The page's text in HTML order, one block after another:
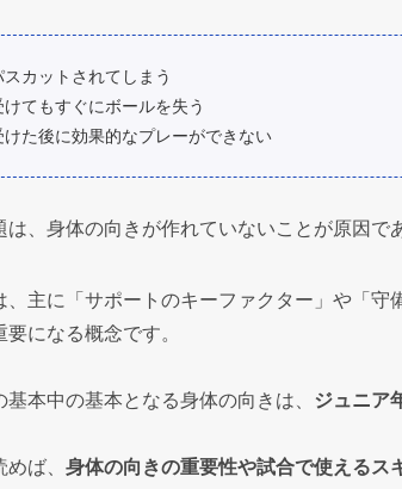
スカットされてしまう
けてもすぐにボールを失う
けた後に効果的なプレーができない
は、身体の向きが作れていないことが原因で
、主に「サポートのキーファクター」や「
になる概念です。
本中の基本となる身体の向きは、 ジュニア
ば、 身体の向きの重要性や試合で使えるス